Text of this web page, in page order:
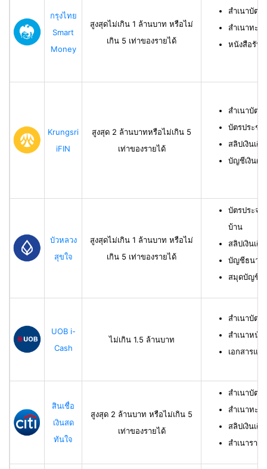
กรุงไทย
Smart
Money
สูงสุดไม่เกิน 1 ล้านบาท หรือไม่
เกิน 5 เท่าของรายได้
สำเนาบัตร
สำเนาทะเ
หนังสือรับร
Krungsri
iFIN
สูงสุด 2 ล้านบาทหรือไม่เกิน 5
เท่าของรายได้
สำเนาบัตร
บัตรประช
สลิปเงินเดื
บัญชีเงินฝา
บัวหลวง
สุขใจ
สูงสุดไม่เกิน 1 ล้านบาท หรือไม่
เกิน 5 เท่าของรายได้
บัตรประจำ
บ้าน
สลิปเงินเดื
บัญชีธนาคา
สมุดบัญชีธ
UOB i-
Cash
ไม่เกิน 1.5 ล้านบาท
สำเนาบัตร
สำเนาหน้
เอกสารแส
สินเชื่อ
เงินสด
ทันใจ
สูงสุด 2 ล้านบาท หรือไม่เกิน 5
เท่าของรายได้
สำเนาบัตร
สำเนาทะเ
สลิปเงินเดื
สำเนาราย